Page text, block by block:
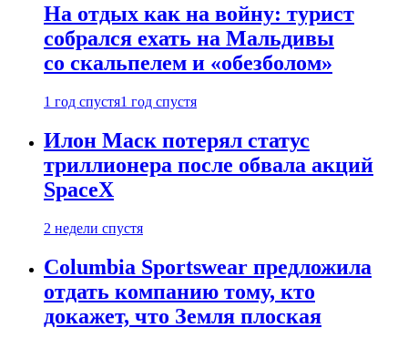
На отдых как на войну: турист
собрался ехать на Мальдивы
со скальпелем и «обезболом»
1 год спустя1 год спустя
Илон Маск потерял статус
триллионера после обвала акций
SpaceX
2 недели спустя
Columbia Sportswear предложила
отдать компанию тому, кто
докажет, что Земля плоская